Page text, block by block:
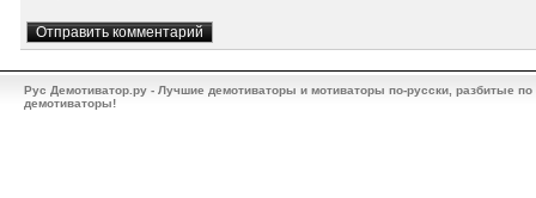
Рус Демотиватор.ру - Лучшие демотиваторы и мотиваторы по-русски, разбитые
демотиваторы!